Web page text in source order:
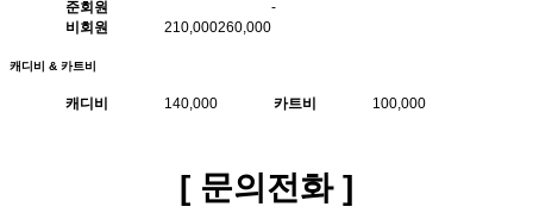
준회원
-
비회원
210,000260,000
캐디비 & 카트비
캐디비 140,000 카트비 100,000
[ 문의전화 ]